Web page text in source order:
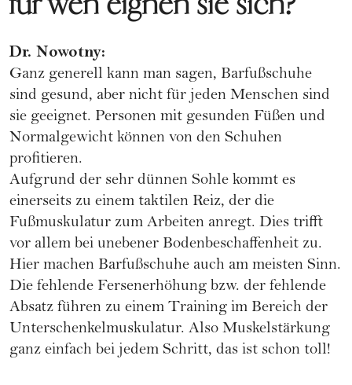
Dr. Nowotny:
Ganz generell kann man sagen, Barfußschuhe
sind gesund, aber nicht für jeden Menschen sind
sie geeignet. Personen mit gesunden Füßen und
Normalgewicht können von den Schuhen
profitieren.
Aufgrund der sehr dünnen Sohle kommt es
einerseits zu einem taktilen Reiz, der die
Fußmuskulatur zum Arbeiten anregt. Dies trifft
vor allem bei unebener Bodenbeschaffenheit zu.
Hier machen Barfußschuhe auch am meisten Sinn.
Die fehlende Fersenerhöhung bzw. der fehlende
Absatz führen zu einem Training im Bereich der
Unterschenkelmuskulatur. Also Muskelstärkung
ganz einfach bei jedem Schritt, das ist schon toll!